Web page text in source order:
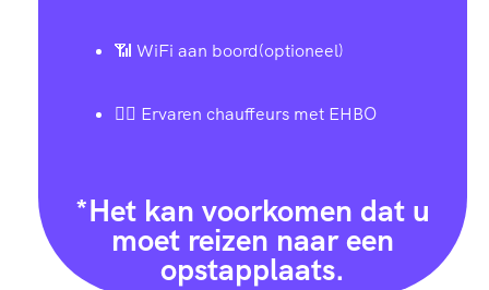
📶 WiFi aan boord(optioneel)
👨‍✈️ Ervaren chauffeurs met EHBO
*Het kan voorkomen dat u
moet reizen naar een
opstapplaats.